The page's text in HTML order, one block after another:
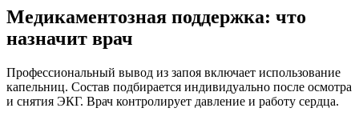
Медикаментозная поддержка: что
назначит врач
Профессиональный вывод из запоя включает использование
капельниц. Состав подбирается индивидуально после осмотра
и снятия ЭКГ. Врач контролирует давление и работу сердца.